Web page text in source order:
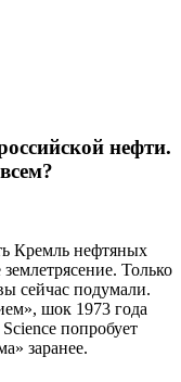
нефти.
Кремль нефтяных
Только
сейчас подумали.
шок 1973 года
попробует
заранее.